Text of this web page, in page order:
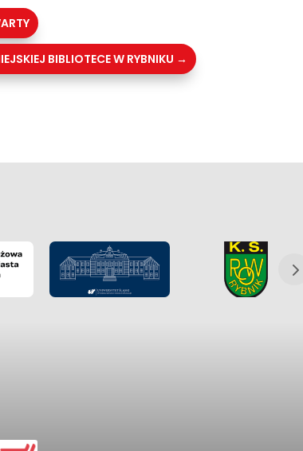
BIBLIOTECE W RYBNIKU →